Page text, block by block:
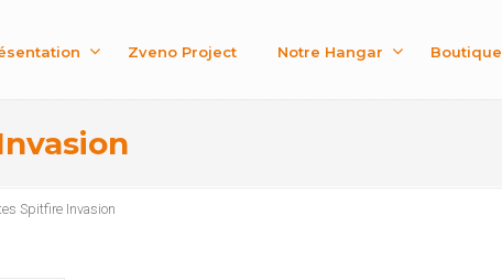
Zveno Project Notre Hangar Boutique
Spitfire Invasion